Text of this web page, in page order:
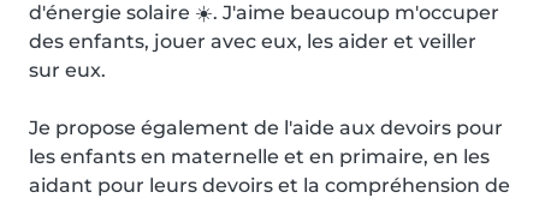
d'énergie solaire ☀️. J'aime beaucoup m'occuper
des enfants, jouer avec eux, les aider et veiller
sur eux.
Je propose également de l'aide aux devoirs pour
les enfants en maternelle et en primaire, en les
aidant pour leurs devoirs et la compréhension de